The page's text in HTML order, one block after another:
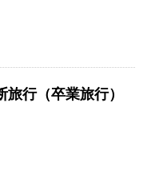
行（卒業旅行）